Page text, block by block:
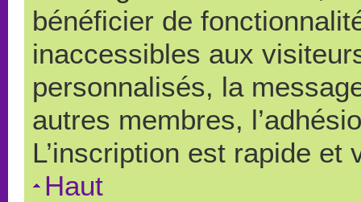
bénéficier de
inaccessibles aux
personnalisés, la
autres membres,
L’inscription est rapide et
Haut